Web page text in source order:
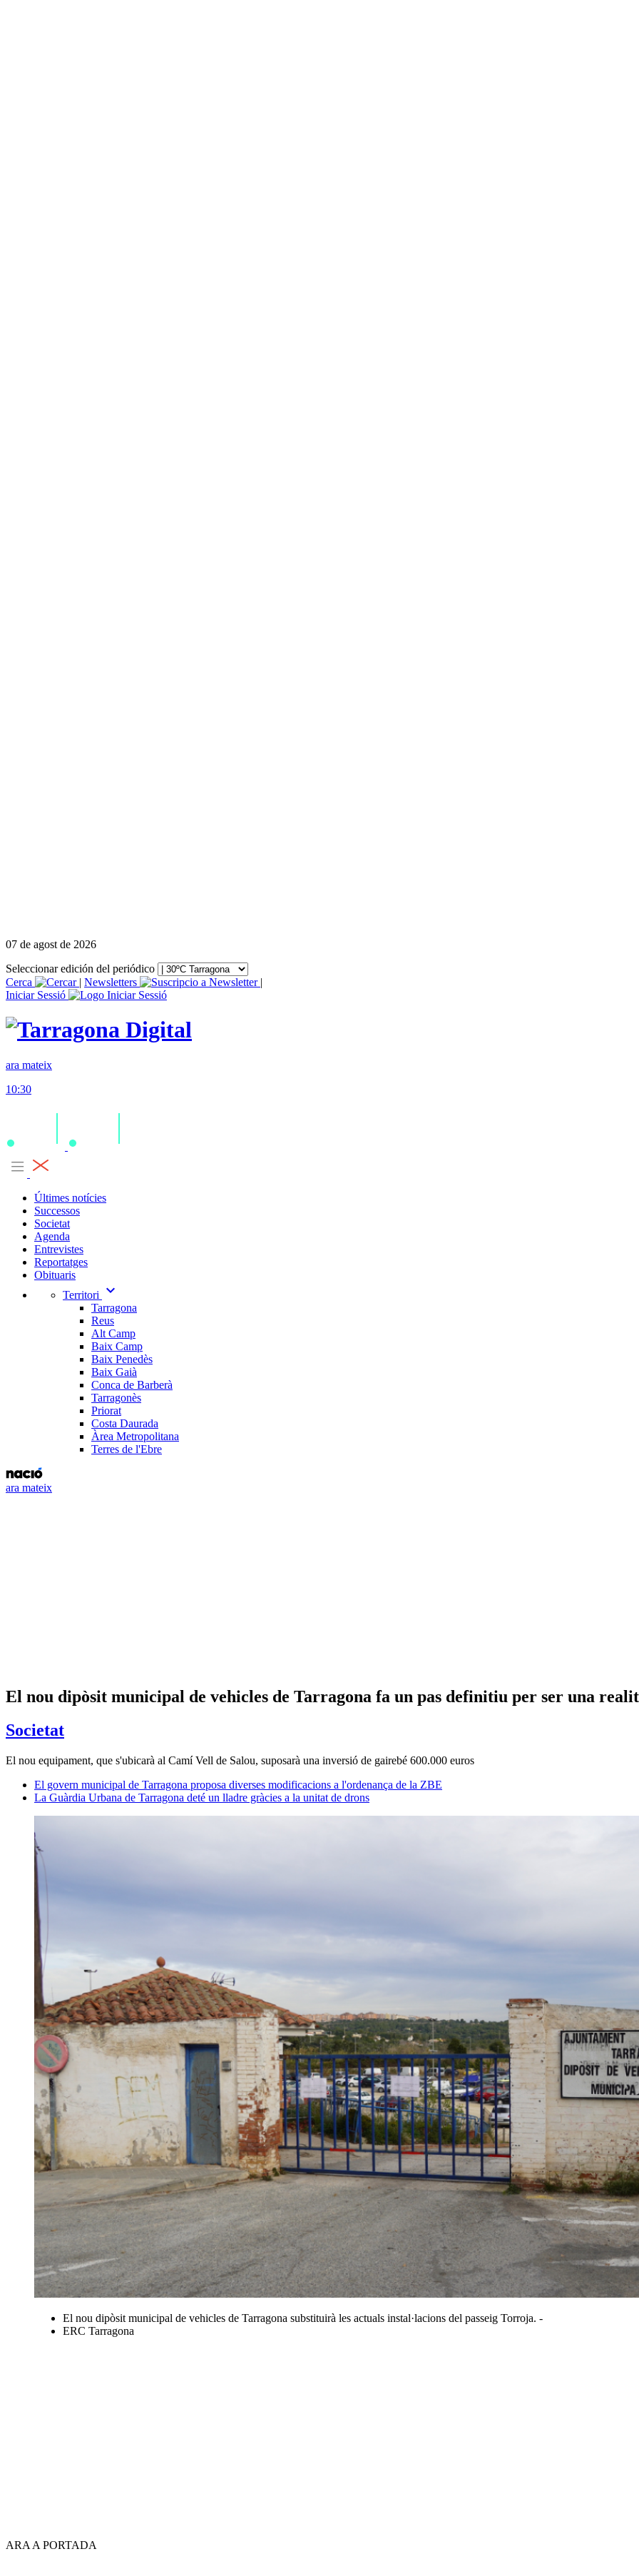
07 de agost de 2026
Seleccionar edición del periódico
Cerca
| Newsletters
|
Iniciar Sessió
ara mateix
10:30
Últimes notícies
Successos
Societat
Agenda
Entrevistes
Reportatges
Obituaris
Territori
expand_more
Tarragona
Reus
Alt Camp
Baix Camp
Baix Penedès
Baix Gaià
Conca de Barberà
Tarragonès
Priorat
Costa Daurada
Àrea Metropolitana
Terres de l'Ebre
ara mateix
El nou dipòsit municipal de vehicles de Tarragona fa un pas definitiu per ser una
Societat
El nou equipament, que s'ubicarà al Camí Vell de Salou, suposarà una inversió de gairebé 600.000 euros
El govern municipal de Tarragona proposa diverses modificacions a l'ordenança de la ZBE
La Guàrdia Urbana de Tarragona deté un lladre gràcies a la unitat de drons
El nou dipòsit municipal de vehicles de Tarragona substituirà les actuals instal·lacions del passeig Torroja. -
ERC Tarragona
ARA A PORTADA